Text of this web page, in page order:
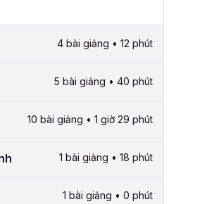
4 bài giảng • 12 phút
5 bài giảng • 40 phút
10 bài giảng • 1 giờ 29 phút
1 bài giảng • 18 phút
1 bài giảng • 0 phút